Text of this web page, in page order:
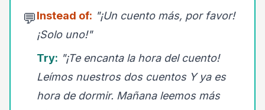
💬Instead of: "¡Un cuento más, por favor!
¡Solo uno!"
Try: "¡Te encanta la hora del cuento!
Leímos nuestros dos cuentos Y ya es
hora de dormir. Mañana leemos más